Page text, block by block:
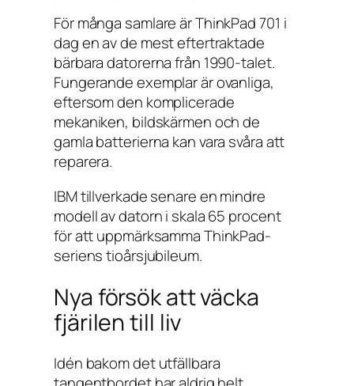
För många samlare är ThinkPad 701 i
dag en av de mest eftertraktade
bärbara datorerna från 1990-talet.
Fungerande exemplar är ovanliga,
eftersom den komplicerade
mekaniken, bildskärmen och de
gamla batterierna kan vara svåra att
reparera.
IBM tillverkade senare en mindre
modell av datorn i skala 65 procent
för att uppmärksamma ThinkPad-
seriens tioårsjubileum.
Nya försök att väcka
fjärilen till liv
Idén bakom det utfällbara